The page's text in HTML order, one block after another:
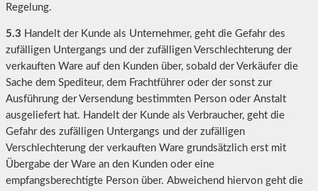
Regelung.
5.3 Handelt der Kunde als Unternehmer, geht die Gefahr des
zufälligen Untergangs und der zufälligen Verschlechterung der
verkauften Ware auf den Kunden über, sobald der Verkäufer die
Sache dem Spediteur, dem Frachtführer oder der sonst zur
Ausführung der Versendung bestimmten Person oder Anstalt
ausgeliefert hat. Handelt der Kunde als Verbraucher, geht die
Gefahr des zufälligen Untergangs und der zufälligen
Verschlechterung der verkauften Ware grundsätzlich erst mit
Übergabe der Ware an den Kunden oder eine
empfangsberechtigte Person über. Abweichend hiervon geht die